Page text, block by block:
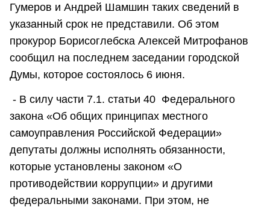
Гумеров и Андрей Шамшин таких сведений в
указанный срок не представили. Об этом
прокурор Борисоглебска Алексей Митрофанов
сообщил на последнем заседании городской
Думы, которое состоялось 6 июня.
- В силу части 7.1. статьи 40 Федерального
закона «Об общих принципах местного
самоуправления Российской Федерации»
депутаты должны исполнять обязанности,
которые установлены законом «О
противодействии коррупции» и другими
федеральными законами. При этом, не